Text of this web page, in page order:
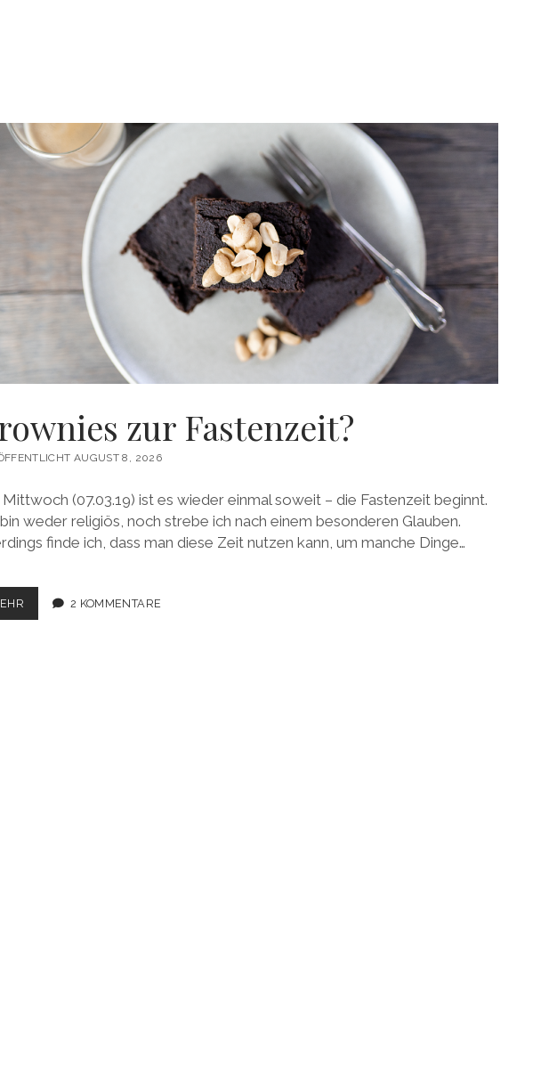
zur Fastenzeit?
AUGUST 8, 2026
(07.03.19) ist es wieder einmal soweit – die Fastenzeit beginnt.
weder religiös, noch strebe ich nach einem besonderen Glauben.
finde ich, dass man diese Zeit nutzen kann, um manche Dinge…
BROWNIES
ZUR
2 KOMMENTARE